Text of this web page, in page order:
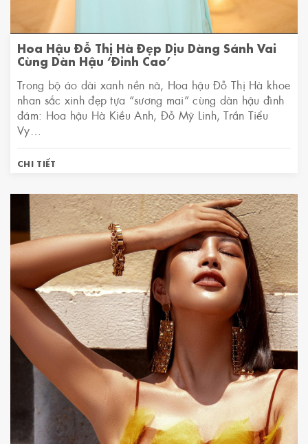
Hoa Hậu Đỗ Thị Hà Đẹp Dịu Dàng Sánh Vai
Cùng Dàn Hậu ‘đỉnh Cao’
Trong bộ áo dài xanh nền nã, Hoa hậu Đỗ Thị Hà khoe
nhan sắc xinh đẹp tựa “sương mai” cùng dàn hậu đình
đám: Hoa hậu Hà Kiều Anh, Đỗ Mỹ Linh, Trần Tiểu
Vy…
CHI TIẾT